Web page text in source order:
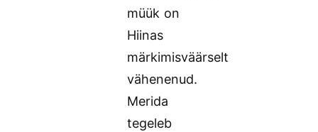
müük on
Hiinas
märkimisväärselt
vähenenud.
Merida
tegeleb